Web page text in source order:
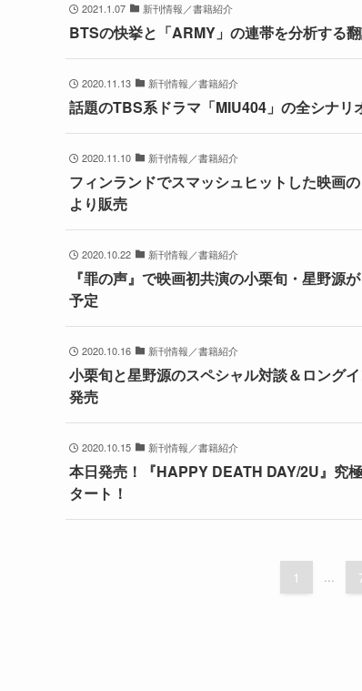
2021.1.07 新刊情報／書籍紹介
BTSの快挙と「ARMY」の連帯を分析する
2020.11.13 新刊情報／書籍紹介
話題のTBS系ドラマ「MIU404」の全シナ
2020.11.10 新刊情報／書籍紹介
フィンランドでスマッシュヒットした映画
より販売
2020.10.22 新刊情報／書籍紹介
『罪の声』で映画初共演の小栗旬・星野源
予定
2020.10.16 新刊情報／書籍紹介
小栗旬と星野源のスペシャル対談＆ロング
発売
2020.10.15 新刊情報／書籍紹介
本日発売！『HAPPY DEATH DAY/2U』究
タート！
1 ...